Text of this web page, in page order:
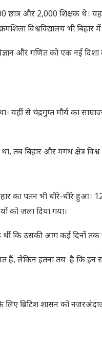
और 2,000 शिक्षक थे।
विश्वविद्यालय भी बिहार
और गणित को एक नई
था। यहीं से चंद्रगुप्त मौर्य का
तब बिहार और मगध क्षेत्र
का पतन भी धीरे-धीरे हुआ।
को जला दिया गया।
कि उसकी आग कई दिनों तक
लेकिन इतना तय है कि इन
ब्रिटिश शासन को